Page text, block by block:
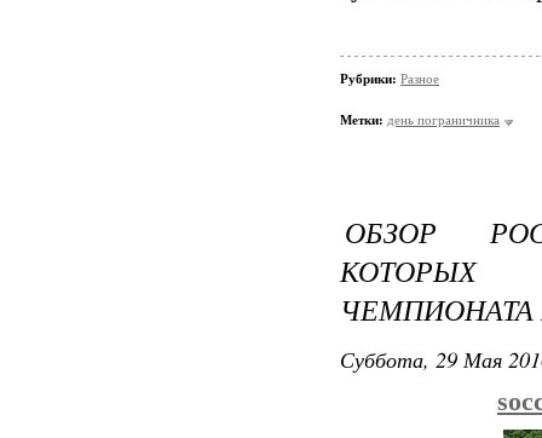
Рубрики: Разное
Метки: день пограничника
ОБЗОР
ЧЕМПИОНАТА
Суббота, 29 Мая